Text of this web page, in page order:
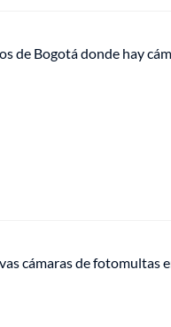
de Bogotá donde hay
cámaras de fotomultas